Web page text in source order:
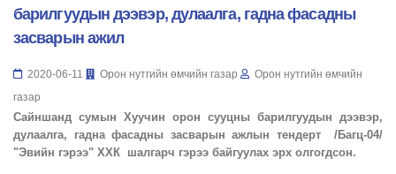
барилгуудын дээвэр, дулаалга, гадна фасадны
засварын ажил
2020-06-11 Орон нутгийн өмчийн газар
Орон нутгийн өмчийн
газар
Сайншанд сумын Хуучин орон сууцны барилгуудын дээвэр,
дулаалга, гадна фасадны засварын ажлын тендерт /Багц-04/
"Эвийн гэрээ" ХХК шалгарч гэрээ байгуулах эрх олгогдсон.